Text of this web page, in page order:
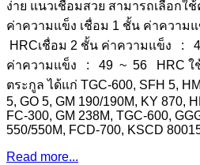
ง่าย แนวเชื่อมสวย สามารถเลือกใ
ค่าความแข็ง เชื่อม 1 ชั้น ค่าควา
HRCเชื่อม 2 ชั้น ค่าความแข็ง :
ค่าความแข็ง : 49 ~ 56 HRC ใช้
ตระกูล ได้แก่ TGC-600, SFH 5,
5, GO 5, GM 190/190M, KY 870,
FC-300, GM 238M, TGC-600,
550/550M, FCD-700, KSCD
Read more...